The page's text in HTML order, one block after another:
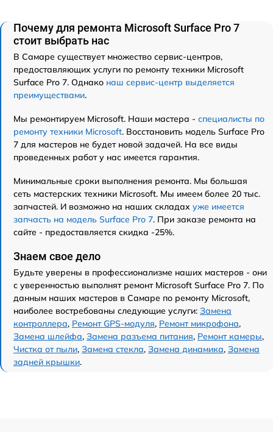
Почему для ремонта Microsoft Surface Pro 7
стоит выбрать нас
В Самаре существует множество сервис-центров,
предоставляющих услуги по ремонту техники Microsoft
Surface Pro 7. Однако наш сервис-центр выделяется
преимуществами.
Мы ремонтируем Microsoft. Наши мастера - специалисты по
ремонту техники Microsoft. Восстановить модель Surface Pro
7 для мастеров не будет новой задачей. На все виды
проведенных работ у нас имеется гарантия.
Минимальные сроки выполнения ремонта. Мы большая
сеть мастерских техники Microsoft. Мы имеем более 20 тыс.
запчастей. И возможно на наших складах уже имеется
запчасть на модель Surface Pro 7. При заказе ремонта на
сайте - предоставляется скидка -25%.
Знаем свое дело
Будьте уверены в профессионализме наших мастеров - они
с уверенностью выполнят ремонт Microsoft Surface Pro 7. По
данным наших мастеров в Самаре по ремонту Microsoft,
наиболее востребованы следующие услуги: Замена
контроллера, Ремонт GPS-модуля, Ремонт микрофона,
Замена шлейфа, Замена разъема питания, Ремонт камеры,
Чистка от пыли, Замена стекла, Замена динамика, Замена
задней крышки.